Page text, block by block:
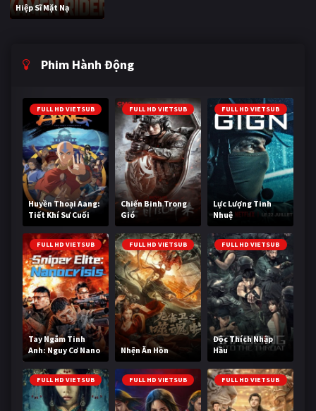
Hiệp Sĩ Mặt Nạ
Phim Hành Động
FULL HD VIETSUB
Huyền Thoại Aang:
Tiết Khí Sư Cuối
Cùng
FULL HD VIETSUB
Chiến Binh Trong
Gió
FULL HD VIETSUB
Lực Lượng Tinh
Nhuệ
FULL HD VIETSUB
Tay Ngắm Tinh
Anh: Nguy Cơ Nano
FULL HD VIETSUB
Nhện Ăn Hồn
FULL HD VIETSUB
Độc Thích Nhập
Hầu
FULL HD VIETSUB FULL HD VIETSUB FULL HD VIETSUB